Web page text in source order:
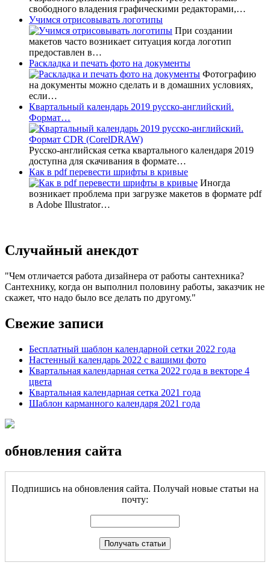
свободного владения графическими редакторами,…
Учимся отрисовывать логотипы
При создании
макетов часто возникает ситуация когда логотип
предоставлен в…
Раскладка и печать фото на документы
Фотографию
на документы можно сделать и в домашних условиях,
если…
Квартальный календарь 2019 русско-английский.
Формат…
Русско-английская сетка квартального календаря 2019
доступна для скачивания в формате…
Как в pdf перевести шрифты в кривые
Иногда
возникает проблема при загрузке макетов в формате pdf
в Adobe Illustrator…
Случайный анекдот
Чем отличается работа дизайнера от работы сантехника?
Сантехнику, когда он выполнил половину работы, заказчик не
скажет, что надо было все делать по другому.
Свежие записи
Бесплатный шаблон календарной сетки 2022 года
Настенный календарь 2022 с вашими фото
Квартальная календарная сетка 2022 года в векторе 4
цвета
Квартальная календарная сетка 2021 года
Шаблон карманного календаря 2021 года
обновления сайта
Подпишись на обновления сайта. Получай новые статьи на
почту: